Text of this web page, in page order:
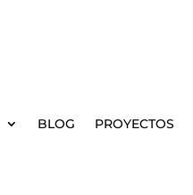
BLOG PROYECTOS